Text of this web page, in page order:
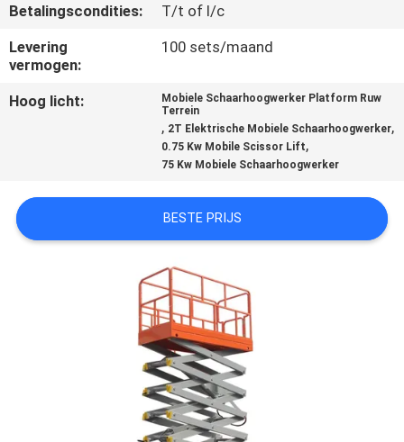
NIEUWS
VRAAG
SITEMAP
PRIVACYBELEID
Betalingscondities:
T/t of l/c
Levering
vermogen:
100 sets/maand
Hoog licht:
Mobiele Schaarhoogwerker Platform Ruw
Terrein
, 2T Elektrische Mobiele Schaarhoogwerker,
0.75 Kw Mobile Scissor Lift,
75 Kw Mobiele Schaarhoogwerker
BESTE PRIJS